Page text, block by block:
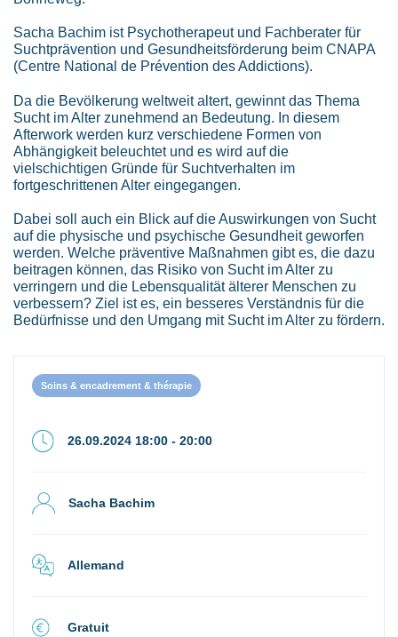
Sacha Bachim ist Psychotherapeut und Fachberater für
Suchtprävention und Gesundheitsförderung beim CNAPA
(Centre National de Prévention des Addictions).
Da die Bevölkerung weltweit altert, gewinnt das Thema
Sucht im Alter zunehmend an Bedeutung. In diesem
Afterwork werden kurz verschiedene Formen von
Abhängigkeit beleuchtet und es wird auf die
vielschichtigen Gründe für Suchtverhalten im
fortgeschrittenen Alter eingegangen.
Dabei soll auch ein Blick auf die Auswirkungen von Sucht
auf die physische und psychische Gesundheit geworfen
werden. Welche präventive Maßnahmen gibt es, die dazu
beitragen können, das Risiko von Sucht im Alter zu
verringern und die Lebensqualität älterer Menschen zu
verbessern? Ziel ist es, ein besseres Verständnis für die
Bedürfnisse und den Umgang mit Sucht im Alter zu fördern.
Soins & encadrement & thérapie
26.09.2024 18:00 - 20:00
Sacha Bachim
Allemand
Gratuit